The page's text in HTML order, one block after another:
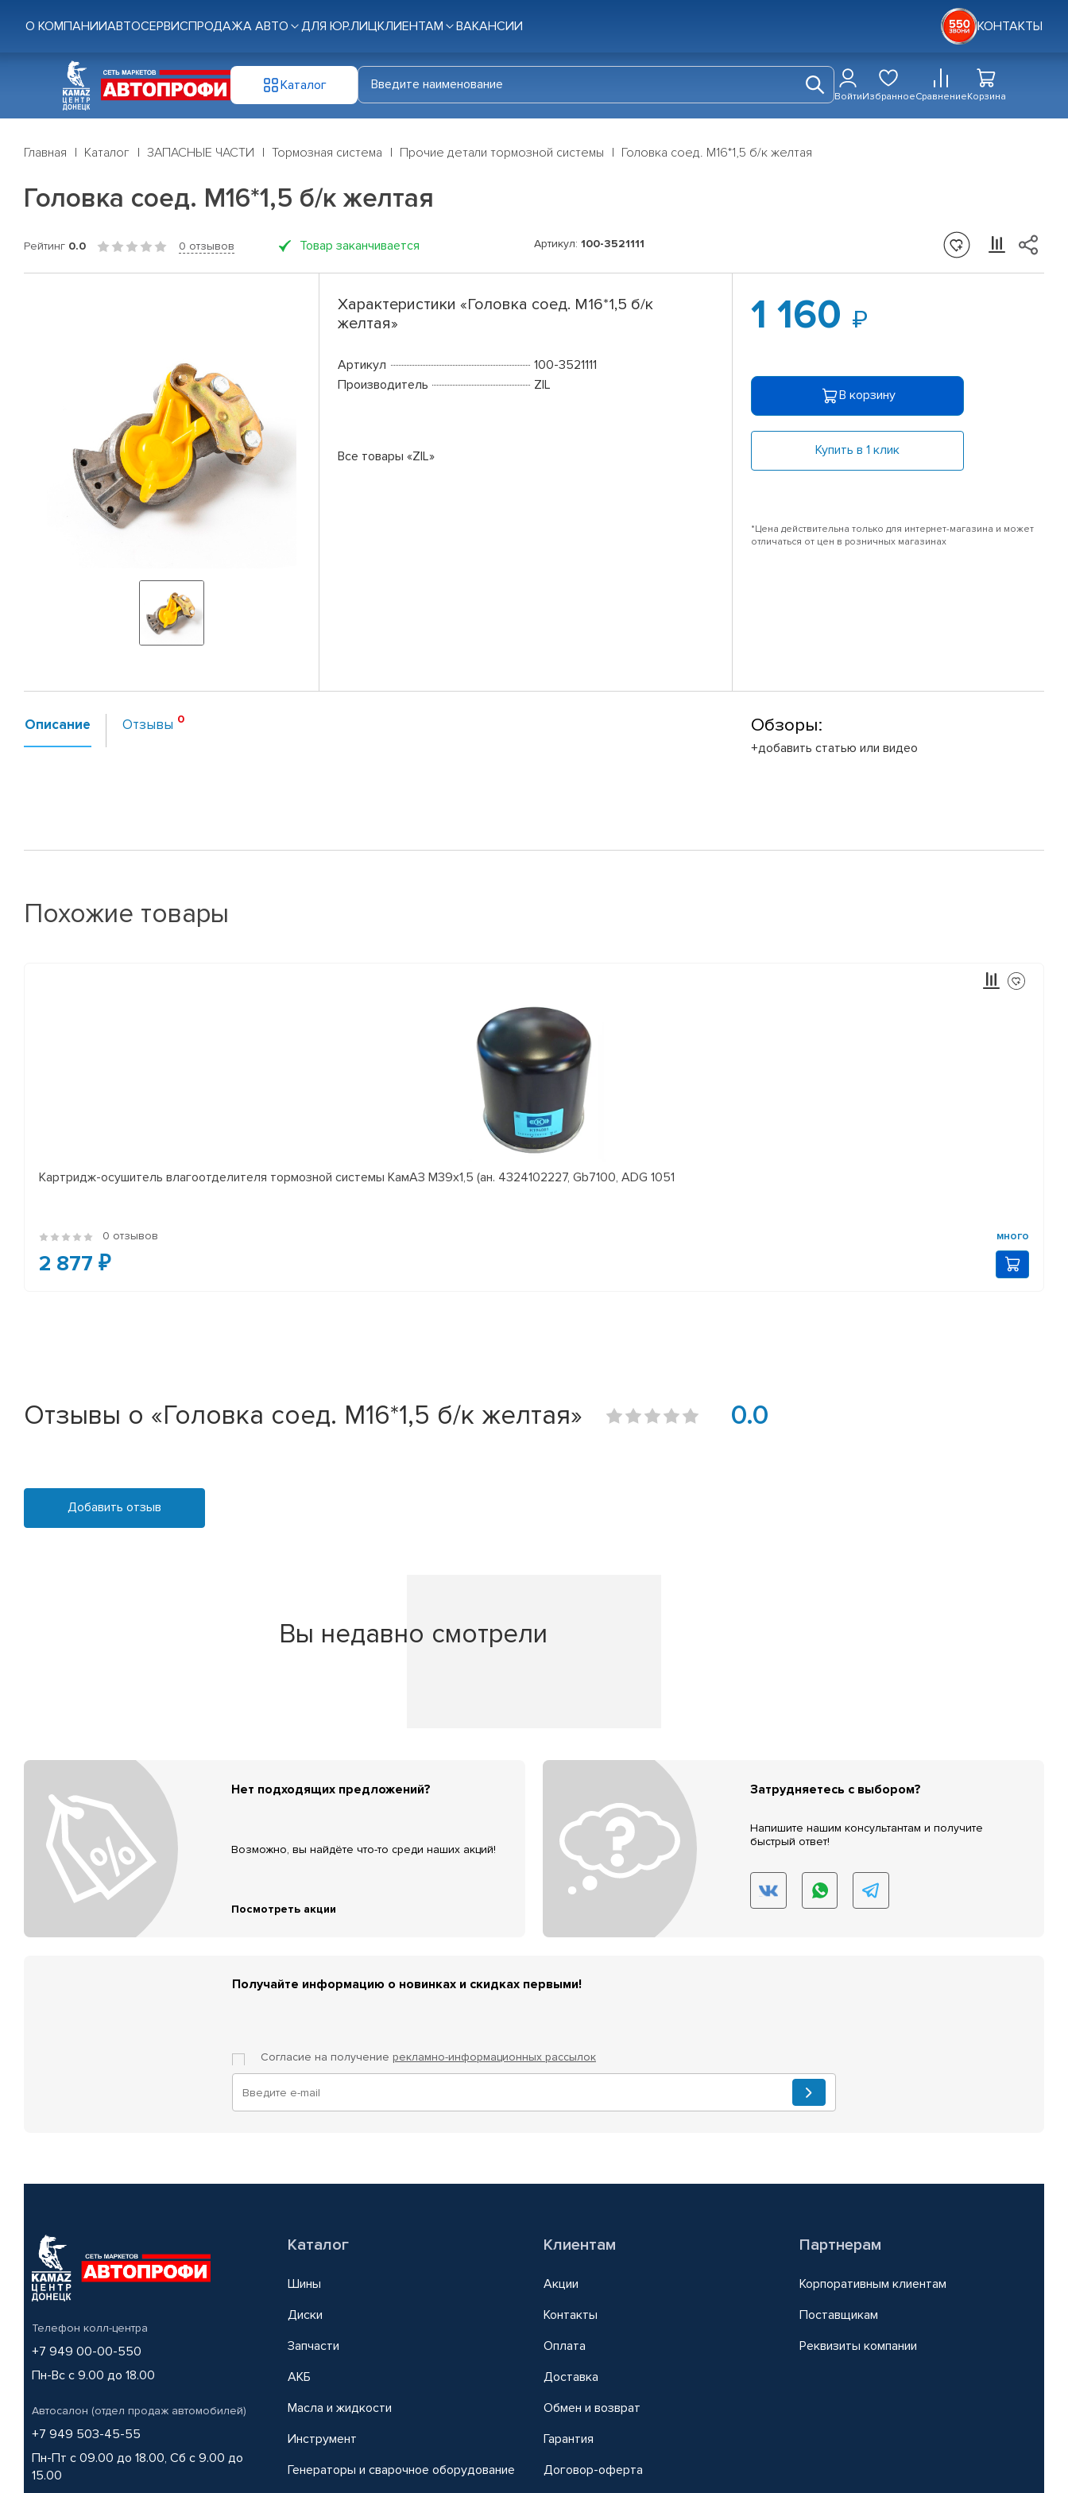
О КОМПАНИИАВТОСЕРВИСПРОДАЖА АВТО ДЛЯ ЮР.ЛИЦКЛИЕНТАМ ВАКАНСИИ КОНТАКТЫ
Каталог
ВойтиИзбранноеСравнениеКорзина
Главная Каталог ЗАПАСНЫЕ ЧАСТИ Тормозная система Прочие детали тормозной системы Головка соед. М16*1,5 б/к желтая
Головка соед. М16*1,5 б/к желтая
Рейтинг 0.0 0 отзывов Товар заканчивается Артикул: 100-3521111
Характеристики «Головка соед. М16*1,5 б/к
желтая»
Артикул
100-3521111
Производитель
ZIL
Все товары «ZIL»
1 160
В корзину
Купить в 1 клик
*Цена действительна только для интернет-магазина и может
отличаться от цен в розничных магазинах
Описание Отзывы Обзоры:
+добавить статью или видео
Похожие товары
Картридж-осушитель влагоотделителя тормозной системы КамАЗ M39x1,5 (ан. 4324102227, Gb7100, ADG 1051
0 отзывов много
2 877 ₽
Отзывы о «Головка соед. М16*1,5 б/к желтая» 0.0
Добавить отзыв
Вы недавно смотрели
Нет подходящих предложений?
Возможно, вы найдёте что-то среди наших акций!
Посмотреть акции
Затрудняетесь с выбором?
Напишите нашим консультантам и получите
быстрый ответ!
Получайте информацию о новинках и скидках первыми!
Согласие на получение рекламно-информационных рассылок
Телефон колл-центра
+7 949 00-00-550
Пн-Вс с 9.00 до 18.00
Автосалон (отдел продаж автомобилей)
+7 949 503-45-55
Пн-Пт с 09.00 до 18.00, Сб с 9.00 до
15.00
Каталог
Шины
Диски
Запчасти
АКБ
Масла и жидкости
Инструмент
Генераторы и сварочное оборудование
Клиентам
Акции
Контакты
Оплата
Доставка
Обмен и возврат
Гарантия
Договор-оферта
Партнерам
Корпоративным клиентам
Поставщикам
Реквизиты компании